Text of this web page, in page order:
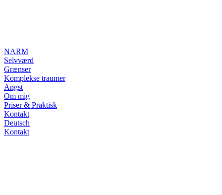
NARM
Selvværd
Grænser
Komplekse traumer
Angst
Om mig
Priser & Praktisk
Kontakt
Deutsch
Kontakt